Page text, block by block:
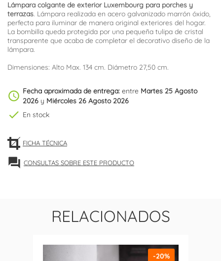
Lámpara colgante de exterior Luxembourg para porches y
terrazas. Lámpara realizada en acero galvanizado marrón óxido,
perfecta para iluminar de manera original exteriores del hogar.
La bombilla queda protegida por una pequeña tulipa de cristal
transparente que acaba de completar el decorativo diseño de la
lámpara.
Dimensiones: Alto Max. 134 cm. Diámetro 27,50 cm.
schedule Fecha aproximada de entrega: entre Martes 25 Agosto
2026 y Miércoles 26 Agosto 2026
check En stock
FICHA TÉCNICA
forum CONSULTAS SOBRE ESTE PRODUCTO
RELACIONADOS
-20%